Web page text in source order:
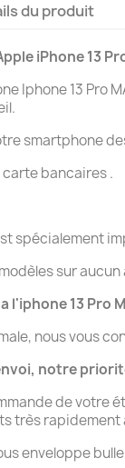
du produit
iPhone 13
Iphone 13 Pro
smartphone
bancaires .
spécialement
sur
l'iphone 13 Pro
nous vous
notre
de votre
très rapidement
enveloppe